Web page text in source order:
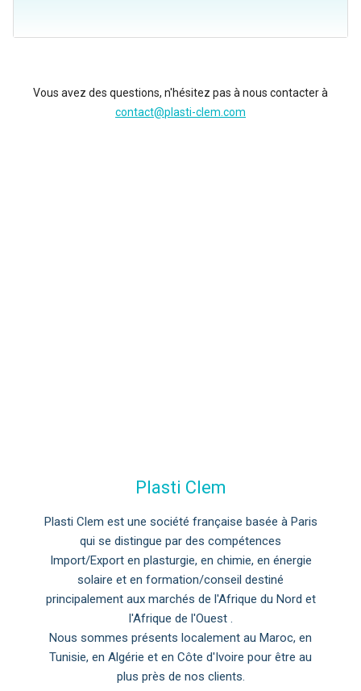
Vous avez des questions, n'hésitez pas à nous contacter à
contact@plasti-clem.com
Plasti Clem
Plasti Clem est une société française basée à Paris
qui se distingue par des compétences
Import/Export en plasturgie, en chimie, en énergie
solaire et en formation/conseil destiné
principalement aux marchés de l'Afrique du Nord et
l'Afrique de l'Ouest .
Nous sommes présents localement au Maroc, en
Tunisie, en Algérie et en Côte d'Ivoire pour être au
plus près de nos clients.